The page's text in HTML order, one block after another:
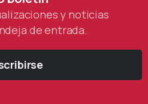
y noticias
de entrada.